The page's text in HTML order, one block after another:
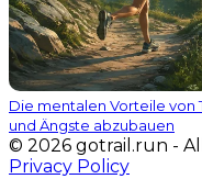
Die mentalen Vorteile von
und Ängste abzubauen
© 2026 gotrail.run -
Privacy Policy